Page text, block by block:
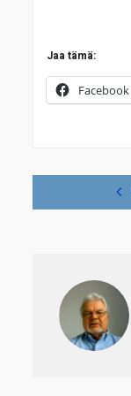
Jaa tämä:
Facebook